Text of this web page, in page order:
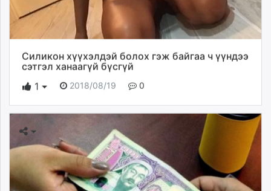
Силикон хүүхэлдэй болох гэж байгаа ч үүндээ
сэтгэл ханаагүй бүсгүй
1
2018/08/19 0